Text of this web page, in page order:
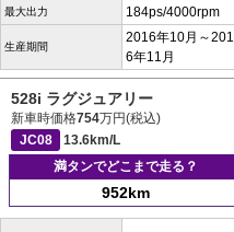
最大出力 184ps/4000rpm
生産期間
2016年10月～201
6年11月
528i ラグジュアリー
新車時価格754万円(税込)
JC08
13.6km/L
満タンでどこまで走る？
952km